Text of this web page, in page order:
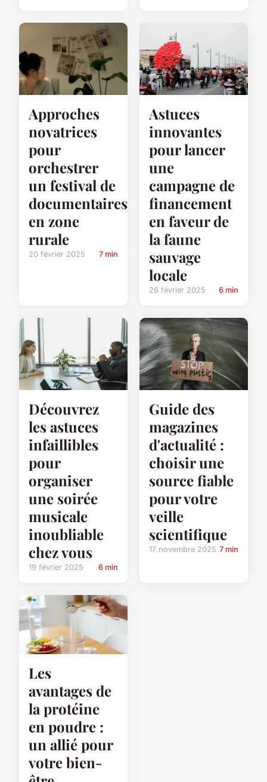
Approches
novatrices
pour
orchestrer
un festival de
documentaires
en zone
rurale
20 février 2025 7 min
Astuces
innovantes
pour lancer
une
campagne de
financement
en faveur de
la faune
sauvage
locale
26 février 2025 6 min
Découvrez
les astuces
infaillibles
pour
organiser
une soirée
musicale
inoubliable
chez vous
19 février 2025 6 min
Guide des
magazines
d'actualité :
choisir une
source fiable
pour votre
veille
scientifique
17 novembre 2025 7 min
Les
avantages de
la protéine
en poudre :
un allié pour
votre bien-